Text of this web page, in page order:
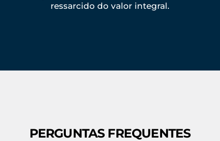
ressarcido do valor integral.
PERGUNTAS FREQUENTES